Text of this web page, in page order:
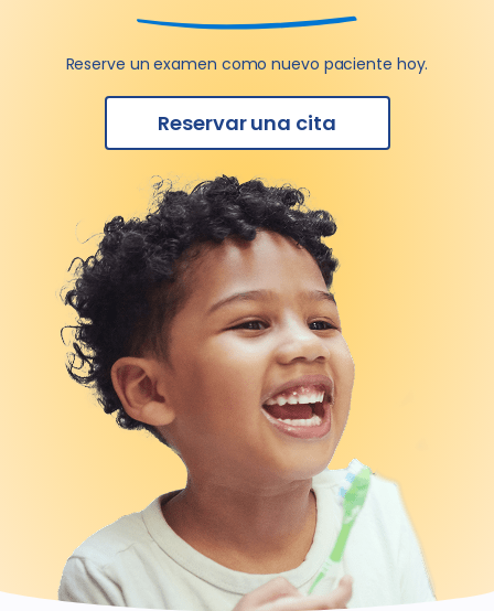
Reserve un examen como nuevo paciente hoy.
Reservar una cita